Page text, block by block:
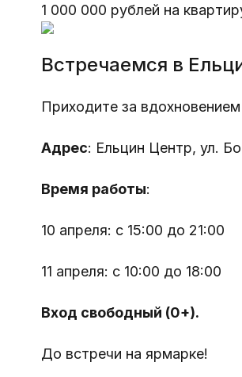
1 000 000 рублей на
Встречаемся в
Приходите за
Адрес: Ельцин Центр, ул.
Время работы:
10 апреля: с 15:00 до 21:00
11 апреля: с 10:00 до 18:00
Вход свободный (0+).
До встречи на ярмарке!